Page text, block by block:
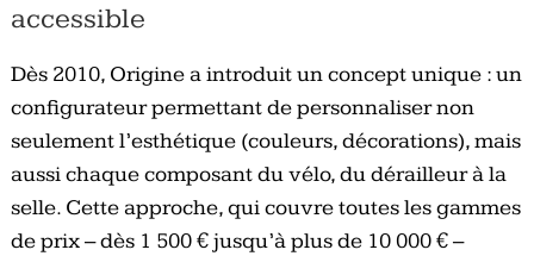
accessible
Dès 2010, Origine a introduit un concept unique : un
configurateur permettant de personnaliser non
seulement l’esthétique (couleurs, décorations), mais
aussi chaque composant du vélo, du dérailleur à la
selle. Cette approche, qui couvre toutes les gammes
de prix – dès 1 500 € jusqu’à plus de 10 000 € –